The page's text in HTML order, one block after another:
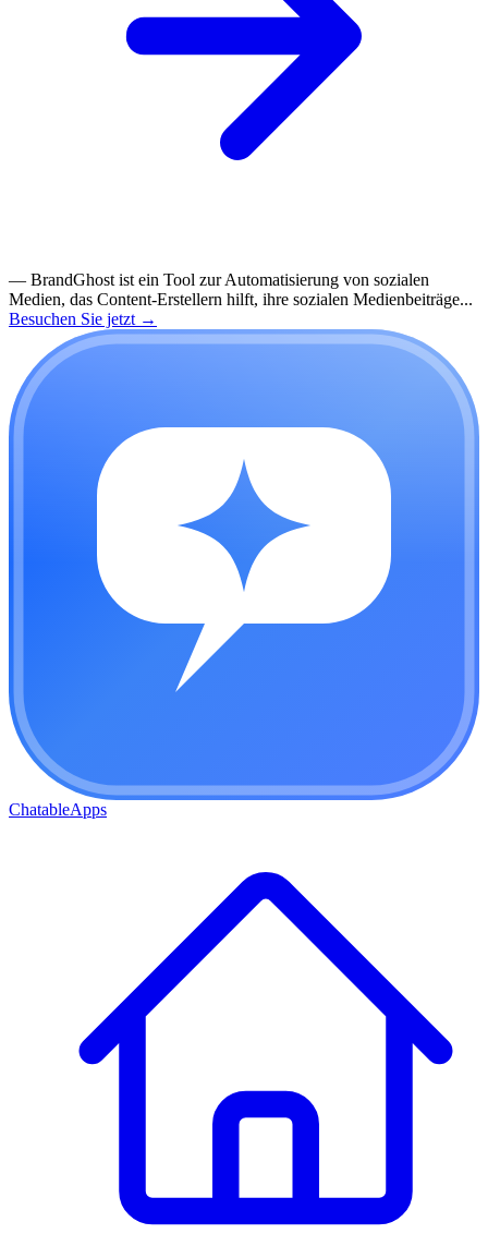
— BrandGhost ist ein Tool zur Automatisierung von sozialen
Medien, das Content-Erstellern hilft, ihre sozialen Medienbeiträge...
Besuchen Sie jetzt →
ChatableApps